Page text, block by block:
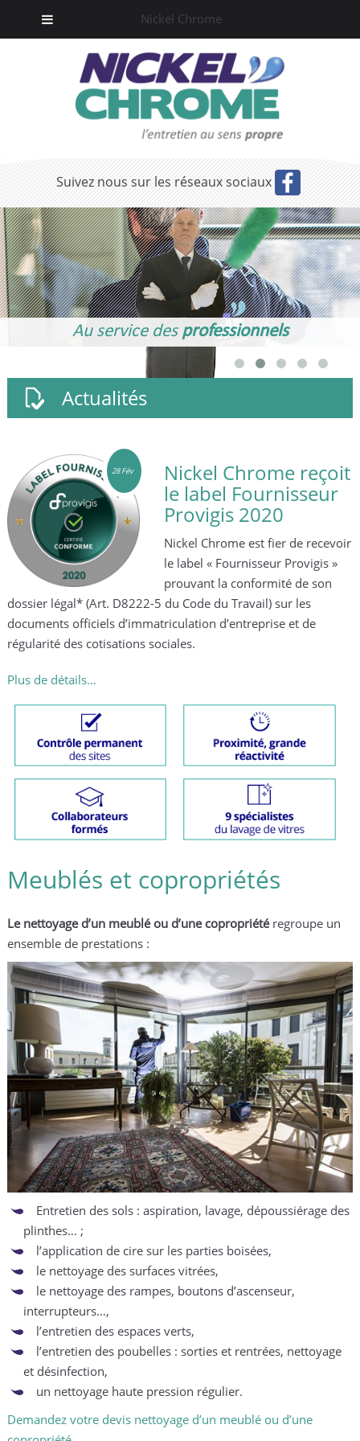
Suivez nous sur les réseaux sociaux
Au service des professionnels
Actualités
28 Fév Nickel Chrome reçoit
le label Fournisseur
Provigis 2020
Nickel Chrome est fier de recevoir
le label « Fournisseur Provigis »
prouvant la conformité de son
(Art. D8222-5 du Code du Travail) sur les
d’immatriculation d’entreprise et de
cotisations sociales.
sponsoriser
meublés et copropriétés
Le nettoyage d’un meublé ou d’une copropriétéregroupe un
ensemble de prestations :
Entretien des sols : aspiration, lavage, dépoussiérage des
plinthes… ;
l’application de cire sur les parties boisées,
le nettoyage des surfaces vitrées,
le nettoyage des rampes, boutons d’ascenseur,
interrupteurs…,
l’entretien des espaces verts,
l’entretien des poubelles : sorties et rentrées, nettoyage
et désinfection,
un nettoyage haute pression régulier.
Demandez votre devis nettoyage d’un meublé ou d’une
Nickel Chrome